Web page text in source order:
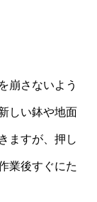
崩さないよう
しい鉢や地面
ますが、押し
業後すぐにた